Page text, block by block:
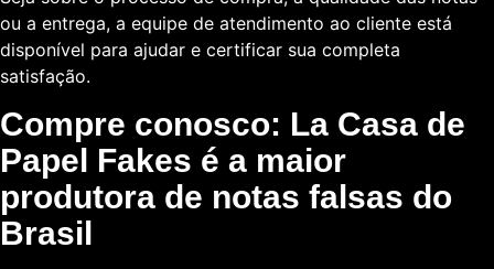
ou a entrega, a equipe de atendimento ao cliente está
disponível para ajudar e certificar sua completa
satisfação.
Compre conosco: La Casa de
Papel Fakes é a maior
produtora de notas falsas do
Brasil